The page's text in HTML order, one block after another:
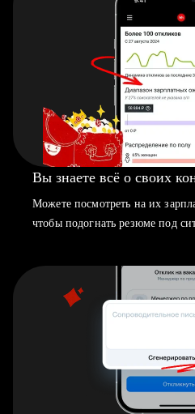
Вы знаете всё о своих
Можете посмотреть на их
чтобы подогнать резюме под